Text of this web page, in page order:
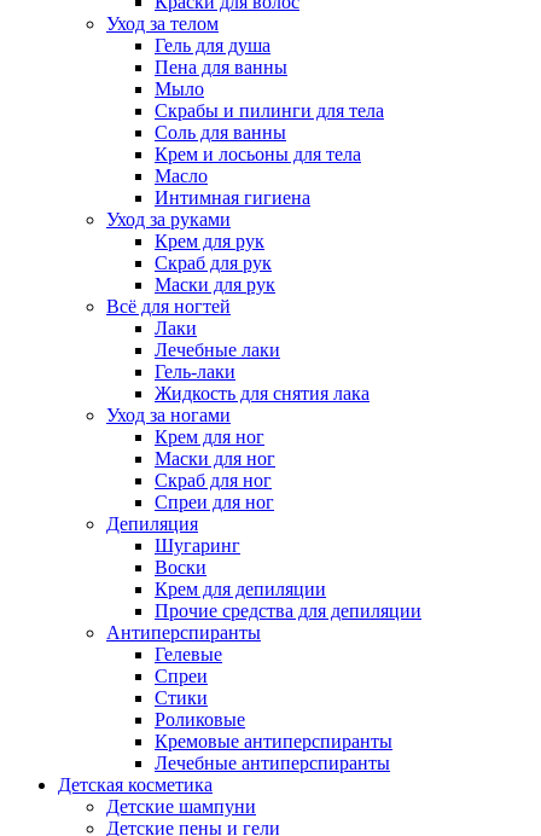
Уход за телом
Гель для душа
Пена для ванны
Мыло
Скрабы и пилинги для тела
Соль для ванны
Крем и лосьоны для тела
Масло
Интимная гигиена
Уход за руками
Крем для рук
Скраб для рук
Маски для рук
Всё для ногтей
Лаки
Лечебные лаки
Гель-лаки
Жидкость для снятия лака
Уход за ногами
Крем для ног
Маски для ног
Скраб для ног
Спреи для ног
Депиляция
Шугаринг
Воски
Крем для депиляции
Прочие средства для депиляции
Антиперспиранты
Гелевые
Спреи
Стики
Роликовые
Кремовые антиперспиранты
Лечебные антиперспиранты
Детская косметика
Детские шампуни
Детские пены и гели